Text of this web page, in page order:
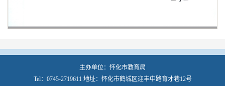
主办单位：怀化市教育局
Tel：0745-2719611 地址：怀化市鹤城区迎丰中路育才巷12号